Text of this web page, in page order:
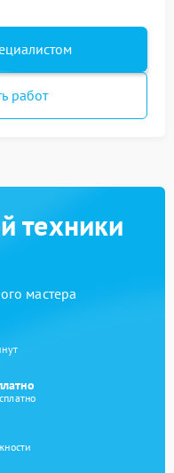
работ
техники
мастера